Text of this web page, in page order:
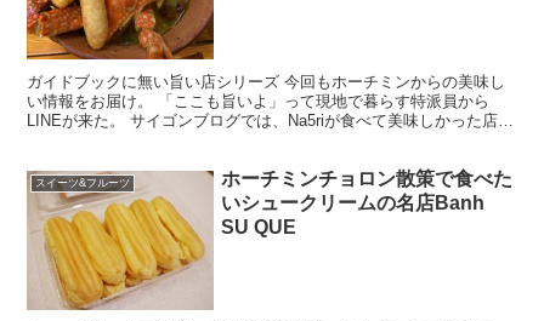
ガイドブックに無い旨い店シリーズ 今回もホーチミンからの美味し
い情報をお届け。 「ここも旨いよ」って現地で暮らす特派員から
LINEが来た。 サイゴンブログでは、Na5riが食べて美味しかった店、
スイーツ&フルーツ
ホーチミンチョロン散策で食べた
いシュークリームの名店Banh
SU QUE